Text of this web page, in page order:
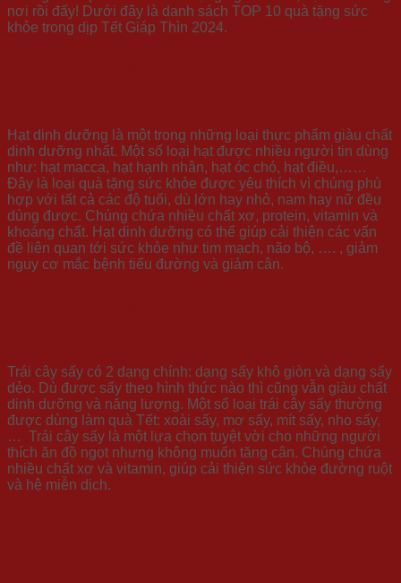
nơi rồi đấy! Dưới đây là danh sách TOP 10 quà tặng sức
khỏe trong dịp Tết Giáp Thìn 2024.
Hạt dinh dưỡng là một trong những loại thực phẩm giàu chất
dinh dưỡng nhất. Một số loại hạt được nhiều người tin dùng
như: hạt macca, hạt hạnh nhân, hạt óc chó, hạt điều,……
Đây là loại quà tặng sức khỏe được yêu thích vì chúng phù
hợp với tất cả các độ tuổi, dù lớn hay nhỏ, nam hay nữ đều
dùng được. Chúng chứa nhiều chất xơ, protein, vitamin và
khoáng chất. Hạt dinh dưỡng có thể giúp cải thiện các vấn
đề liên quan tới sức khỏe như tim mạch, não bộ, …. , giảm
nguy cơ mắc bệnh tiểu đường và giảm cân.
Trái cây sấy có 2 dạng chính: dạng sấy khô giòn và dạng sấy
dẻo. Dù được sấy theo hình thức nào thì cũng vẫn giàu chất
dinh dưỡng và năng lượng. Một số loại trái cây sấy thường
được dùng làm quà Tết: xoài sấy, mơ sấy, mít sấy, nho sấy,
… Trái cây sấy là một lựa chọn tuyệt vời cho những người
thích ăn đồ ngọt nhưng không muốn tăng cân. Chúng chứa
nhiều chất xơ và vitamin, giúp cải thiện sức khỏe đường ruột
và hệ miễn dịch.